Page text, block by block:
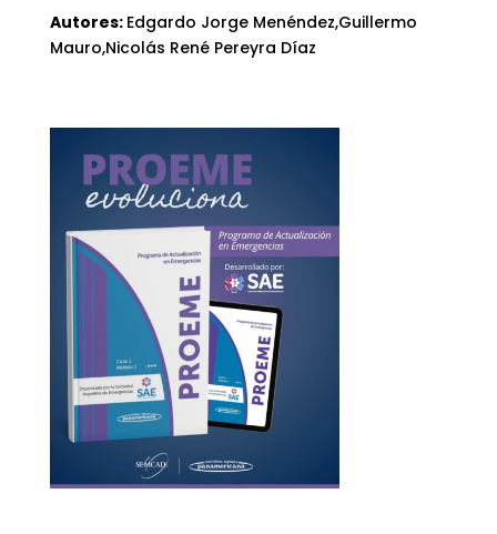
Autores: Edgardo Jorge Menéndez,Guillermo
Mauro,Nicolás René Pereyra Díaz